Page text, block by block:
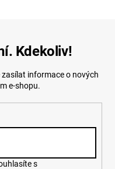
Kdekoliv!
informace o nových
e-shopu.